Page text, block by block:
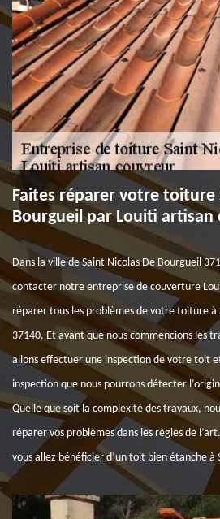
Faites réparer votre toiture
Bourgueil par Louiti artisan
Dans la ville de Saint Nicolas De Bourgueil
contacter notre entreprise de couverture
réparer tous les problèmes de votre toiture à
37140. Et avant que nous commencions les
allons effectuer une inspection de votre toit
inspection que nous pourrons détecter
Quelle que soit la complexité des travaux,
réparer vos problèmes dans les règles de
vous allez bénéficier d’un toit bien étanche à